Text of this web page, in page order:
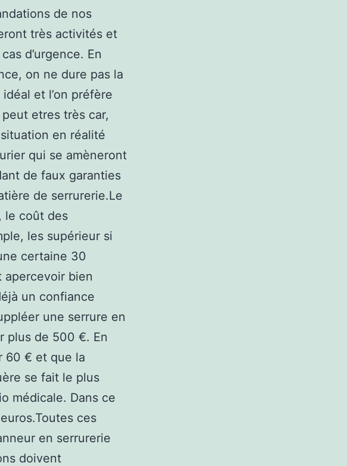
de nos
très activités et
d’urgence. En
on ne dure pas la
et l’on préfère
etres très car,
en réalité
qui se amèneront
de faux garanties
de serrurerie.Le
le coût des
les supérieur si
certaine 30
apercevoir bien
un confiance
une serrure en
plus de 500 €. En
60 € et que la
se fait le plus
médicale. Dans ce
ces
en serrurerie
doivent